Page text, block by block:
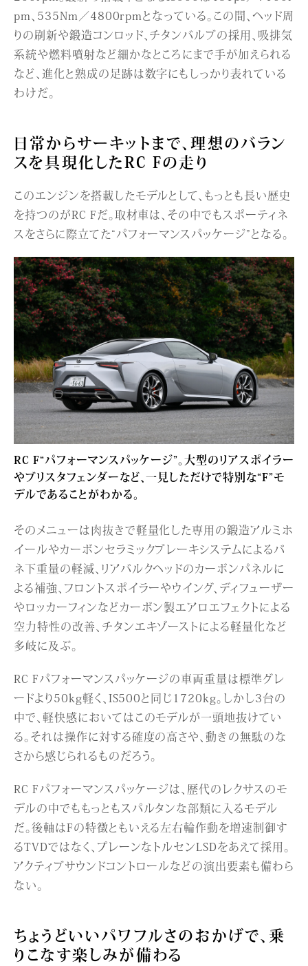
pm、535Nm／4800rpmとなっている。この間、ヘッド周
りの刷新や鍛造コンロッド、チタンバルブの採用、吸排気
系統や燃料噴射など細かなところにまで手が加えられる
など、進化と熟成の足跡は数字にもしっかり表れている
わけだ。
日常からサーキットまで、理想のバラン
スを具現化したRC Fの走り
このエンジンを搭載したモデルとして、もっとも長い歴史
を持つのがRC Fだ。取材車は、その中でもスポーティネ
スをさらに際立てた“パフォーマンスパッケージ”となる。
RC F“パフォーマンスパッケージ”。大型のリアスポイラー
やブリスタフェンダーなど、一見しただけで特別な“F”モ
デルであることがわかる。
そのメニューは肉抜きで軽量化した専用の鍛造アルミホ
イールやカーボンセラミックブレーキシステムによるバ
ネ下重量の軽減、リアバルクヘッドのカーボンパネルに
よる補強、フロントスポイラーやウイング、ディフューザー
やロッカーフィンなどカーボン製エアロエフェクトによる
空力特性の改善、チタンエキゾーストによる軽量化など
多岐に及ぶ。
RC Fパフォーマンスパッケージの車両重量は標準グレ
ードより50kg軽く、IS500と同じ1720kg。しかし3台の
中で、軽快感においてはこのモデルが一頭地抜けてい
る。それは操作に対する確度の高さや、動きの無駄のな
さから感じられるものだろう。
RC Fパフォーマンスパッケージは、歴代のレクサスのモ
デルの中でももっともスパルタンな部類に入るモデル
だ。後軸はFの特徴ともいえる左右輪作動を増速制御す
るTVDではなく、プレーンなトルセンLSDをあえて採用。
アクティブサウンドコントロールなどの演出要素も備わら
ない。
ちょうどいいパワフルさのおかげで、乗
りこなす楽しみが備わる